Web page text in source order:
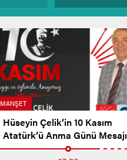
MANŞET
Hüseyin Çelik’in 10 Kasım
Atatürk’ü Anma Günü Mesajı